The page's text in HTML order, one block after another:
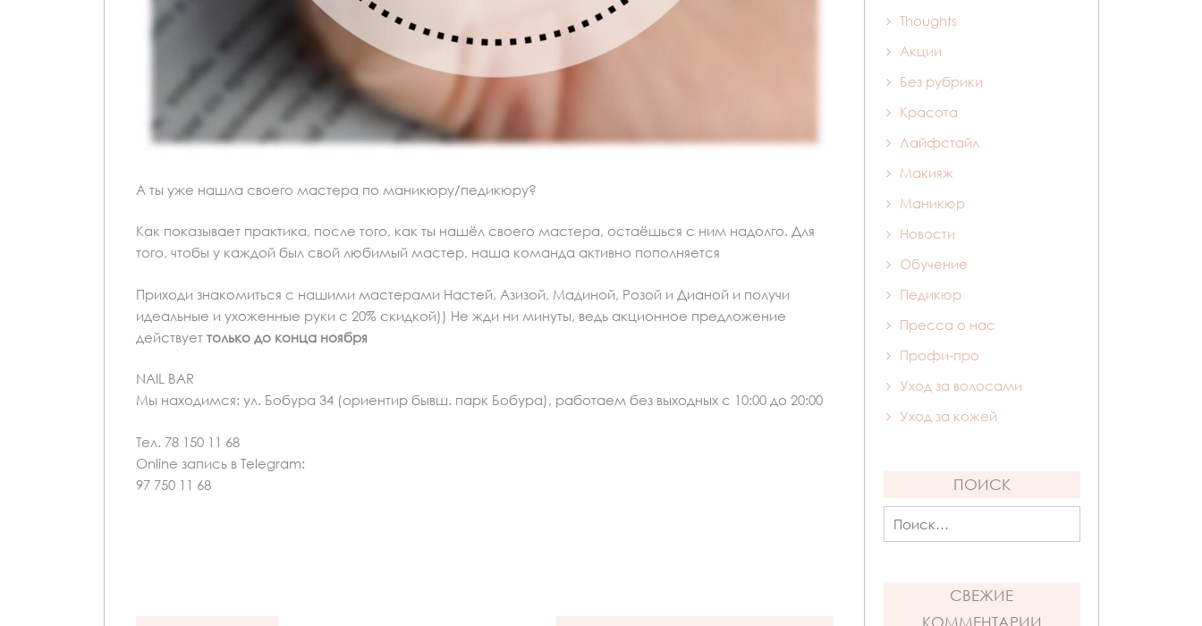
А ты уже нашла своего мастера по маникюру/педикюру?
Как показывает практика, после того, как ты нашёл своего мастера, остаёшься с ним надолго. Для
того, чтобы у каждой был свой любимый мастер, наша команда активно пополняется
Приходи знакомиться с нашими мастерами Настей, Азизой, Мадиной, Розой и Дианой и получи
идеальные и ухоженные руки с 20% скидкой)) Не жди ни минуты, ведь акционное предложение
действует только до конца ноября
NAIL BAR
Мы находимся: ул. Бобура 34 (ориентир бывш. парк Бобура), работаем без выходных с 10:00 до 20:00
Тел. 78 150 11 68
Online запись в Telegram:
97 750 11 68
Thoughts
Акции
Без рубрики
Красота
Лайфстайл
Макияж
Маникюр
Новости
Обучение
Педикюр
Пресса о нас
Профи-про
Уход за волосами
Уход за кожей
ПОИСК
Найти:
СВЕЖИЕ
КОММЕНТАРИИ